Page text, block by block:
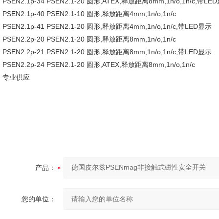
PSEN2.1p-40 PSEN2.1-10 圆形,释放距离4mm,1n/o,1n/c
PSEN2.1p-41 PSEN2.1-20 圆形,释放距离4mm,1n/o,1n/c,带LED显示
PSEN2.2p-20 PSEN2.1-20 圆形,释放距离8mm,1n/o,1n/c
PSEN2.2p-21 PSEN2.1-20 圆形,释放距离8mm,1n/o,1n/c,带LED显示
PSEN2.2p-24 PSEN2.1-20 圆形,ATEX,释放距离8mm,1n/o,1n/c
专业供应
产品：
您的单位：